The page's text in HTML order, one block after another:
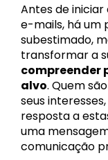
Antes de
e-mails, há um
subestimado,
transformar a
compreender
alvo. Quem
seus
resposta a
uma
comunicação